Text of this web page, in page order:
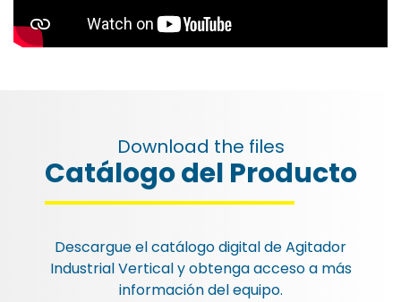
Download the files
Catálogo del Producto
Descargue el catálogo digital deAgitador
Industrial Verticaly obtenga acceso a más
información del equipo.